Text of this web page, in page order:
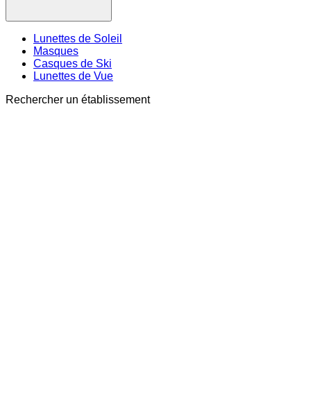
Lunettes de Soleil
Masques
Casques de Ski
Lunettes de Vue
Rechercher un établissement